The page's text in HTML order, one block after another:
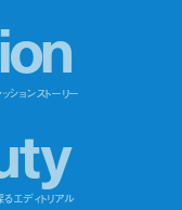
on
ションストーリー
ty
エディトリアル